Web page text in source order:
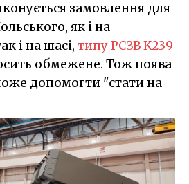
замовлення для
як і на
і на шасі, типу РСЗВ K239
обмежене. Тож поява
допомогти "стати на